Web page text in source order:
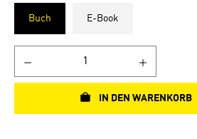
Buch E-Book
IN DEN WARENKORB